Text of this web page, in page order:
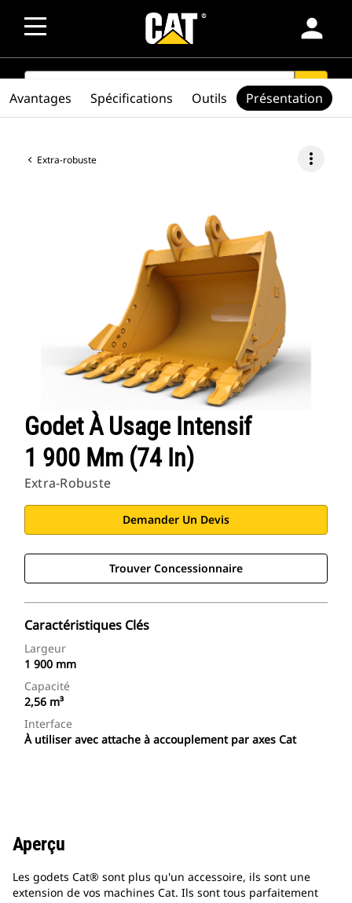
person
SEARCH search
Extra-robuste more_vert
Godet À Usage Intensif
1 900 Mm (74 In)
Extra-Robuste
Demander Un Devis
Trouver Concessionnaire
Caractéristiques Clés
Largeur
1 900 mm
Capacité
2,56 m³
Interface
À utiliser avec attache à accouplement par axes Cat
Avantages Spécifications Outils Présentation
Aperçu
Les godets Cat® sont plus qu'un accessoire, ils sont une
extension de vos machines Cat. Ils sont tous parfaitement